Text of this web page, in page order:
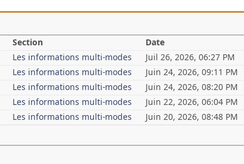
Section
Date
Les informations multi-modes
Juil 26, 2026, 06:27 PM
Les informations multi-modes
Juin 24, 2026, 09:11 PM
Les informations multi-modes
Juin 24, 2026, 08:20 PM
Les informations multi-modes
Juin 22, 2026, 06:04 PM
Les informations multi-modes Juin 20, 2026, 08:48 PM